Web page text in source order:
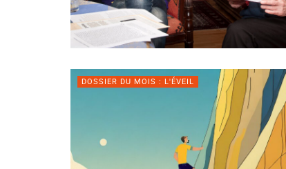
DOSSIER DU MOIS : L'ÉVEIL